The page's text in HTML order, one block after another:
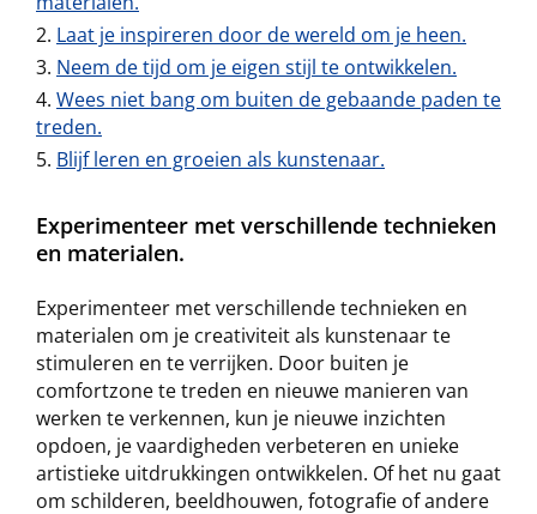
Laat je inspireren door de wereld om je heen.
Neem de tijd om je eigen stijl te ontwikkelen.
Wees niet bang om buiten de gebaande paden te
treden.
Blijf leren en groeien als kunstenaar.
Experimenteer met verschillende technieken
en materialen.
Experimenteer met verschillende technieken en
materialen om je creativiteit als kunstenaar te
stimuleren en te verrijken. Door buiten je
comfortzone te treden en nieuwe manieren van
werken te verkennen, kun je nieuwe inzichten
opdoen, je vaardigheden verbeteren en unieke
artistieke uitdrukkingen ontwikkelen. Of het nu gaat
om schilderen, beeldhouwen, fotografie of andere